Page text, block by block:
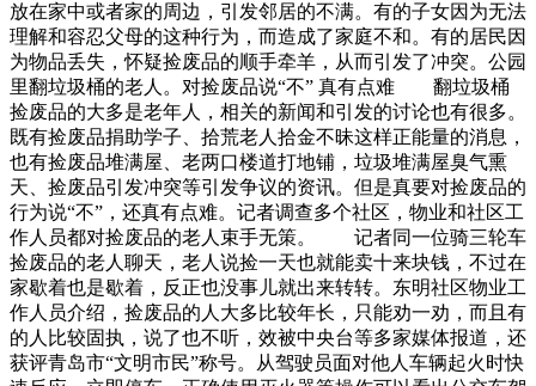
放在家中或者家的周边，引发邻居的不满。有的子女因为无法
理解和容忍父母的这种行为，而造成了家庭不和。有的居民因
为物品丢失，怀疑捡废品的顺手牵羊，从而引发了冲突。公园
里翻垃圾桶的老人。对捡废品说“不” 真有点难 翻垃圾桶
捡废品的大多是老年人，相关的新闻和引发的讨论也有很多。
既有捡废品捐助学子、拾荒老人拾金不昧这样正能量的消息，
也有捡废品堆满屋、老两口楼道打地铺，垃圾堆满屋臭气熏
天、捡废品引发冲突等引发争议的资讯。但是真要对捡废品的
行为说“不”，还真有点难。记者调查多个社区，物业和社区工
作人员都对捡废品的老人束手无策。 记者同一位骑三轮车
捡废品的老人聊天，老人说捡一天也就能卖十来块钱，不过在
家歇着也是歇着，反正也没事儿就出来转转。东明社区物业工
作人员介绍，捡废品的人大多比较年长，只能劝一劝，而且有
的人比较固执，说了也不听，效被中央台等多家媒体报道，还
获评青岛市“文明市民”称号。从驾驶员面对他人车辆起火时快